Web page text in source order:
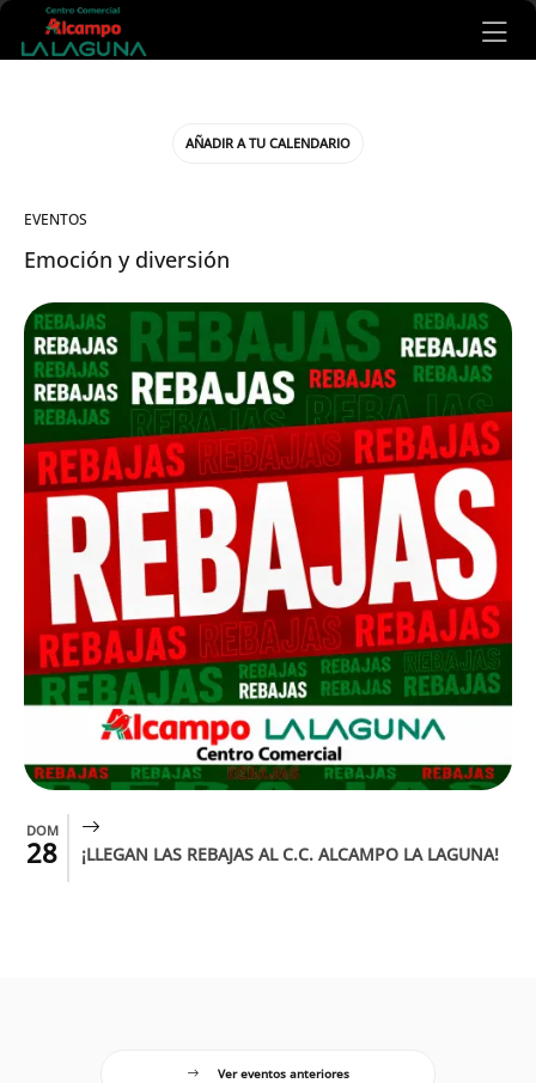
Ir al contenido principal
AÑADIR A TU CALENDARIO
EVENTOS
Emoción y diversión
DOM
28 ¡LLEGAN LAS REBAJAS AL C.C. ALCAMPO LA LAGUNA!
Ver eventos anteriores